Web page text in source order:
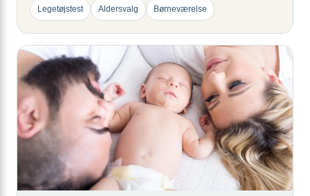
Legetøjstest Aldersvalg Børneværelse